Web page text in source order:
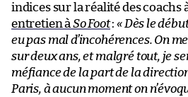
indices sur la réalité des coachs
entretien à So Foot:« Dès le
eu pas mal d’incohérences. On
sur deux ans, et malgré tout, je
méfiance de la part de la
Paris, à aucun moment on